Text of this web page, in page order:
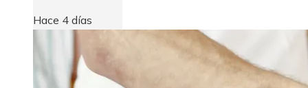
Hace 4 días